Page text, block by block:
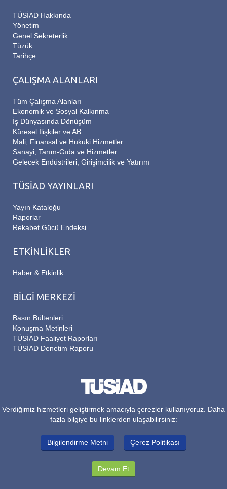
TÜSİAD Hakkında
Yönetim
Genel Sekreterlik
Tüzük
Tarihçe
ÇALIŞMA ALANLARI
Tüm Çalışma Alanları
Ekonomik ve Sosyal Kalkınma
İş Dünyasında Dönüşüm
Küresel İlişkiler ve AB
Mali, Finansal ve Hukuki Hizmetler
Sanayi, Tarım-Gıda ve Hizmetler
Gelecek Endüstrileri, Girişimcilik ve Yatırım
TÜSİAD YAYINLARI
Yayın Kataloğu
Raporlar
Rekabet Gücü Endeksi
ETKİNLİKLER
Haber & Etkinlik
BİLGİ MERKEZİ
Basın Bültenleri
Konuşma Metinleri
TÜSİAD Faaliyet Raporları
TÜSİAD Denetim Raporu
Verdiğimiz hizmetleri geliştirmek amacıyla çerezler kullanıyoruz. Daha
fazla bilgiye bu linklerden ulaşabilirsiniz:
Bilgilendirme Metni Çerez Politikası
Devam Et